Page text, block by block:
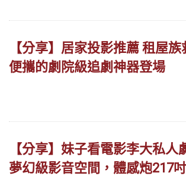
【分享】居家投影推薦 租屋
便攜的劇院級追劇神器登場
【分享】妹子看電影李大私人
夢幻級影音空間，體感炮217